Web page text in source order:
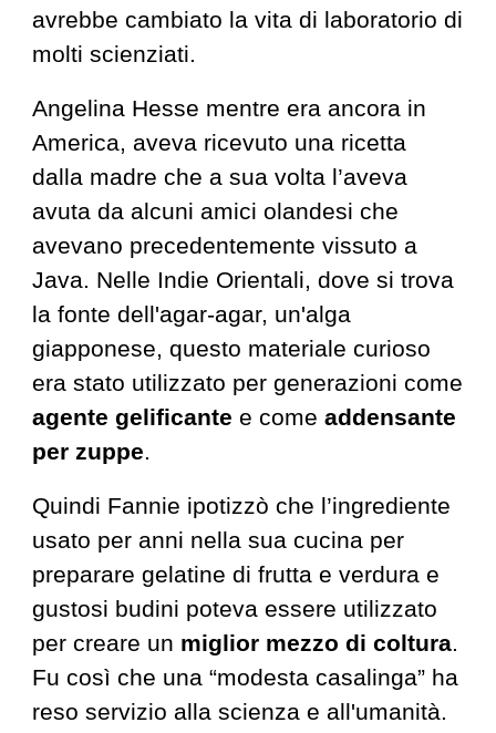
avrebbe cambiato la vita di laboratorio di
molti scienziati.
Angelina Hesse mentre era ancora in
America, aveva ricevuto una ricetta
dalla madre che a sua volta l’aveva
avuta da alcuni amici olandesi che
avevano precedentemente vissuto a
Java. Nelle Indie Orientali, dove si trova
la fonte dell'agar-agar, un'alga
giapponese, questo materiale curioso
era stato utilizzato per generazioni come
agente gelificante e comeaddensante
per zuppe.
Quindi Fannie ipotizzò che l’ingrediente
usato per anni nella sua cucina per
preparare gelatine di frutta e verdura e
gustosi budini poteva essere utilizzato
per creare un miglior mezzo di coltura.
Fu così che una “modesta casalinga” ha
reso servizio alla scienza e all'umanità.